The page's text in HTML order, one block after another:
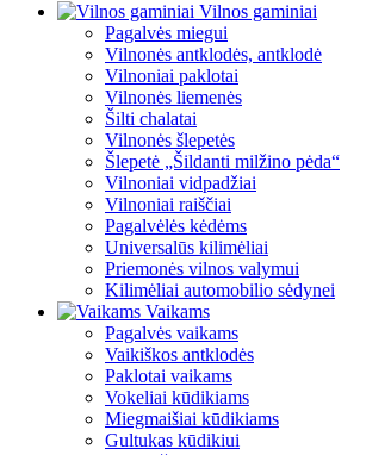
Vilnos gaminiai
Pagalvės miegui
Vilnonės antklodės, antklodė
Vilnoniai paklotai
Vilnonės liemenės
Šilti chalatai
Vilnonės šlepetės
Šlepetė „Šildanti milžino pėda“
Vilnoniai vidpadžiai
Vilnoniai raiščiai
Pagalvėlės kėdėms
Universalūs kilimėliai
Priemonės vilnos valymui
Kilimėliai automobilio sėdynei
Vaikams
Pagalvės vaikams
Vaikiškos antklodės
Paklotai vaikams
Vokeliai kūdikiams
Miegmaišiai kūdikiams
Gultukas kūdikiui